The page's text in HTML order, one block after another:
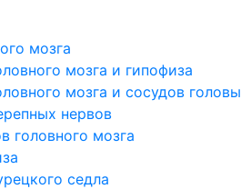
мозга
мозга и гипофиза
мозга и сосудов головы
нервов
головного мозга
седла